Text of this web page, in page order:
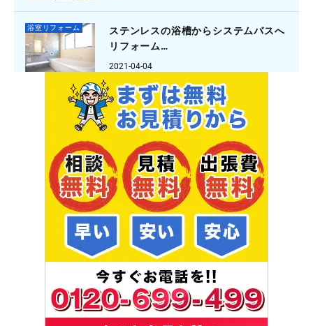
浴室リフォーム
ステンレスの浴槽からシステムバスへ
リフォーム
[大阪府箕面市外院]
2021-04-04
蛇口の水が止まらない
[ 京都府京都市伏見区納所]
浴室詰まり
お風呂の詰まり
[埼玉県川口市安行領家]
2021-03-16
浴室詰まり
お風呂の水が抜けない
[千葉県千葉市中央区登戸]
2021-03-15
洗い場から逆流してくる